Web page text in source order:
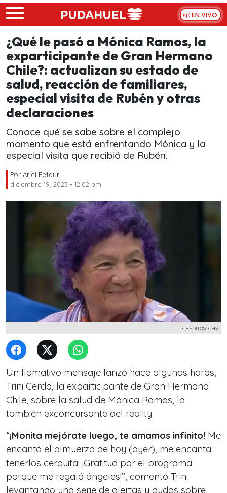
Skip to main content
EN VIVO
¿Qué le pasó a Mónica Ramos, la
exparticipante de Gran Hermano
Chile?: actualizan su estado de
salud, reacción de familiares,
especial visita de Rubén y otras
declaraciones
Conoce qué se sabe sobre el complejo
momento que está enfrentando Mónica y la
especial visita que recibió de Rubén.
Por Ariel Pefaur
diciembre 19, 2023 - 12:02 pm
CRÉDITOS: CHV
Un llamativo mensaje lanzó hace algunas horas,
Trini Cerda, la exparticipante de Gran Hermano
Chile, sobre la salud de Mónica Ramos, la
también exconcursante del reality.
“¡Monita mejórate luego, te amamos infinito! Me
encantó el almuerzo de hoy (ayer), me encanta
tenerlos cerquita. ¡Gratitud por el programa
porque me regaló ángeles!”, comentó Trini
levantando una serie de alertas y dudas sobre